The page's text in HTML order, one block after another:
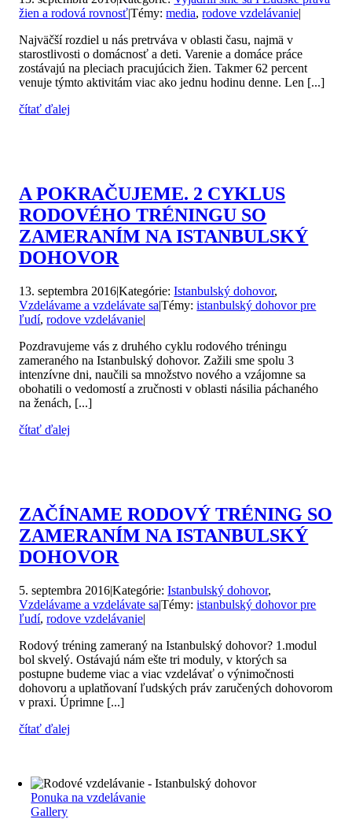
žien a rodová rovnosť|Témy:media,rodove vzdelávanie|
Najväčší rozdiel u nás pretrváva v oblasti času, najmä v
starostlivosti o domácnosť a deti. Varenie a domáce práce
zostávajú na pleciach pracujúcich žien. Takmer 62 percent
venuje týmto aktivitám viac ako jednu hodinu denne. Len [...]
čítať ďalej
A POKRAČUJEME. 2 CYKLUS
RODOVÉHO TRÉNINGU SO
ZAMERANÍM NA ISTANBULSKÝ
DOHOVOR
13. septembra 2016|Kategórie:Istanbulský dohovor,
Vzdelávame a vzdelávate sa|Témy:istanbulský dohovor pre
ľudí,rodove vzdelávanie|
Pozdravujeme vás z druhého cyklu rodového tréningu
zameraného na Istanbulský dohovor. Zažili sme spolu 3
intenzívne dni, naučili sa množstvo nového a vzájomne sa
obohatili o vedomostí a zručnosti v oblasti násilia páchaného
na ženách, [...]
čítať ďalej
ZAČÍNAME RODOVÝ TRÉNING SO
ZAMERANÍM NA ISTANBULSKÝ
DOHOVOR
5. septembra 2016|Kategórie:Istanbulský dohovor,
Vzdelávame a vzdelávate sa|Témy:istanbulský dohovor pre
ľudí,rodove vzdelávanie|
Rodový tréning zameraný na Istanbulský dohovor? 1.modul
bol skvelý. Ostávajú nám ešte tri moduly, v ktorých sa
postupne budeme viac a viac vzdelávať o výnimočnosti
dohovoru a uplatňovaní ľudských práv zaručených dohovorom
v praxi. Úprimne [...]
čítať ďalej
Ponuka na vzdelávanie
Gallery